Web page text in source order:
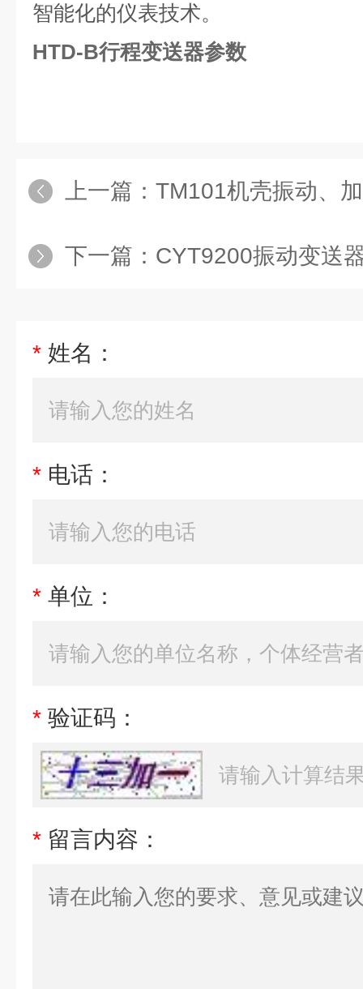
智能化的仪表技术。
HTD-B行程变送器参数
上一篇： TM101机壳振动、加速
下一篇： CYT9200振动变送
* 姓名：
* 电话：
* 单位：
* 验证码：
* 留言内容：